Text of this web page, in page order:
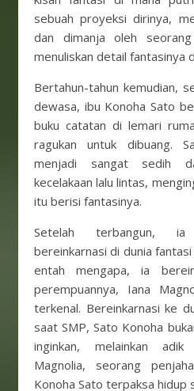
sebuah proyeksi dirinya,
dan dimanja oleh
menuliskan detail fantasinya
Bertahun-tahun kemudian,
dewasa, ibu Konoha Sato
buku catatan di lemari
ragukan untuk dibuang.
menjadi sangat sedih
kecelakaan lalu lintas,
itu berisi fantasinya.
Setelah terbangun, ia
bereinkarnasi di dunia
entah mengapa, ia
perempuannya, Iana
terkenal. Bereinkarnasi ke
saat SMP, Sato Konoha
inginkan, melainkan adik
Magnolia, seorang
Konoha Sato terpaksa hidup